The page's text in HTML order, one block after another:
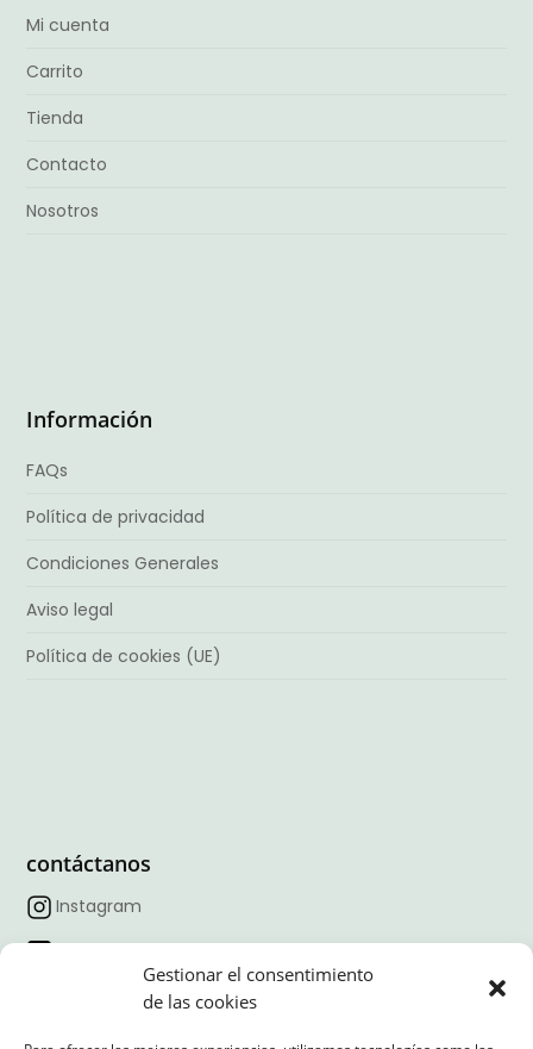
Gestionar el consentimiento
de las cookies
Mi cuenta
Carrito
Tienda
Contacto
Nosotros
Información
FAQs
Política de privacidad
Condiciones Generales
Aviso legal
Política de cookies (UE)
contáctanos
Instagram
Facebook
Linkedin